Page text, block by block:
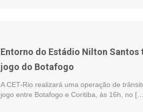
Entorno do Estádio Nilton
jogo do Botafogo
A CET-Rio realizará uma operação de
jogo entre Botafogo e Coritiba, às 16h, no